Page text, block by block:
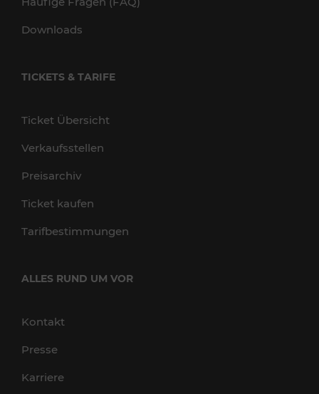
Downloads
TICKETS & TARIFE
Ticket Übersicht
Verkaufsstellen
Preisarchiv
Ticket kaufen
Tarifbestimmungen
ALLES RUND UM VOR
Kontakt
Presse
Karriere